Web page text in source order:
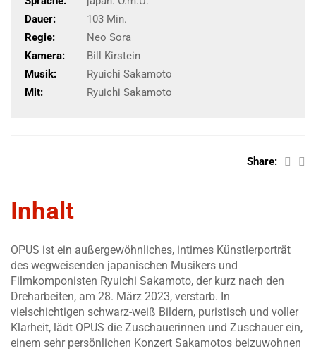
Dauer:
103 Min.
Regie:
Neo Sora
Kamera:
Bill Kirstein
Musik:
Ryuichi Sakamoto
Mit:
Ryuichi Sakamoto
Share:
Inhalt
OPUS ist ein außergewöhnliches, intimes Künstlerporträt
des wegweisenden japanischen Musikers und
Filmkomponisten Ryuichi Sakamoto, der kurz nach den
Dreharbeiten, am 28. März 2023, verstarb. In
vielschichtigen schwarz-weiß Bildern, puristisch und voller
Klarheit, lädt OPUS die Zuschauerinnen und Zuschauer ein,
einem sehr persönlichen Konzert Sakamotos beizuwohnen